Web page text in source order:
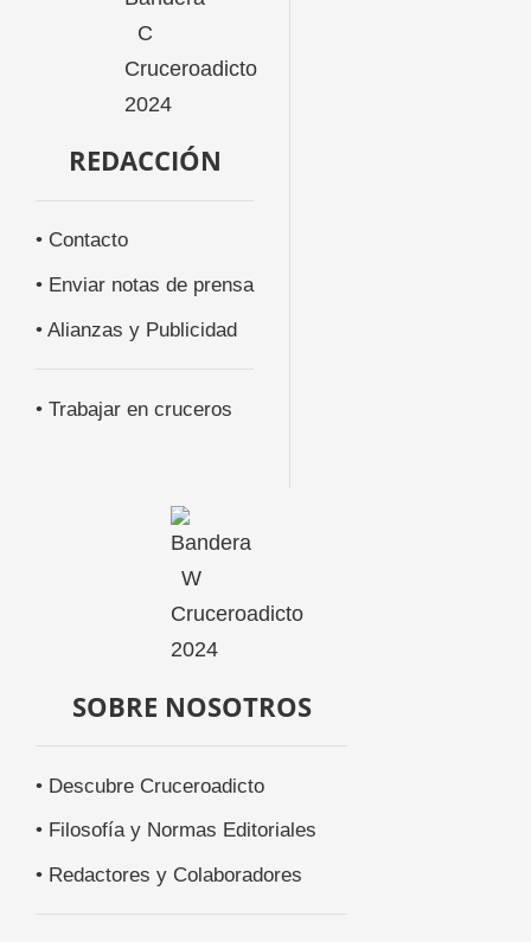
REDACCIÓN
• Contacto
• Enviar notas de prensa
• Alianzas y Publicidad
• Trabajar en cruceros
SOBRE NOSOTROS
• Descubre Cruceroadicto
• Filosofía y Normas Editoriales
• Redactores y Colaboradores